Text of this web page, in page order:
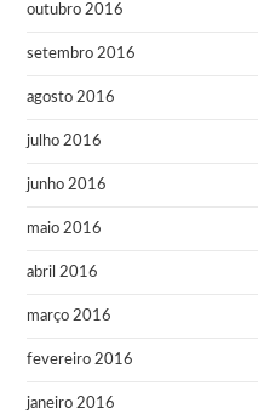
outubro 2016
setembro 2016
agosto 2016
julho 2016
junho 2016
maio 2016
abril 2016
março 2016
fevereiro 2016
janeiro 2016